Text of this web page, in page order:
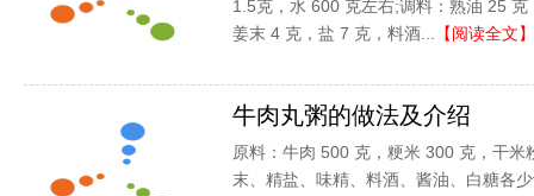
1.5克，水 600 克左右;调料：熟油 25
姜末 4 克，盐 7 克，料酒...
【阅读全文】
牛肉丸粥的做法及介绍
原料：牛肉 500 克，粳米 300 克，干
末、精盐、味精、料酒、酱油、白糖各